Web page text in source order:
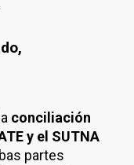
conciliación
y el SUTNA
partes